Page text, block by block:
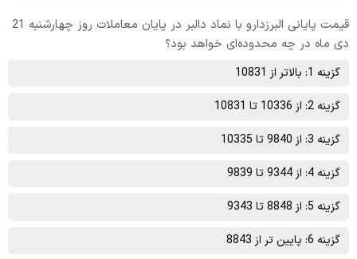
قیمت پایانی البرزدارو با نماد دالبر در پایان معاملات روز چهارشنبه 21
دی ماه در چه محدوده‌ای خواهد بود؟
گزینه 1: بالاتر از 10831
گزینه 2: از 10336 تا 10831
گزینه 3: از 9840 تا 10335
گزینه 4: از 9344 تا 9839
گزینه 5: از 8848 تا 9343
گزینه 6: پایین تر از 8843